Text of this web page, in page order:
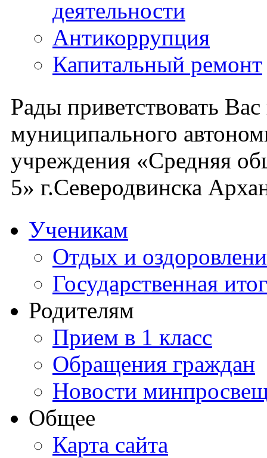
деятельности
Антикоррупция
Капитальный ремонт
Рады приветствовать
муниципального
учреждения «Средняя
5» г.Северодвинска
Ученикам
Отдых и
Государственная
Родителям
Прием в 1 класс
Обращения граждан
Новости
Общее
Карта сайта